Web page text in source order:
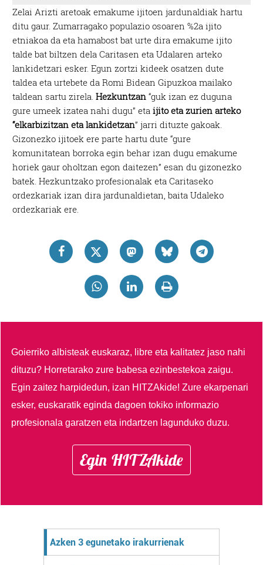
Zelai Arizti aretoak emakume ijitoen jardunaldiak hartu
ditu gaur. Zumarragako populazio osoaren %2a ijito
etniakoa da eta hamabost bat urte dira emakume ijito
talde bat biltzen dela Caritasen eta Udalaren arteko
lankidetzari esker. Egun zortzi kideek osatzen dute
taldea eta urtebete da Romi Bidean Gipuzkoa mailako
taldean sartu zirela.Hezkuntzan “guk izan ez duguna
gure umeek izatea nahi dugu” etaijito eta zurien arteko
“elkarbizitzan eta lankidetzan” jarri dituzte gakoak.
Gizonezko ijitoek ere parte hartu dute “gure
komunitatean borroka egin behar izan dugu emakume
horiek gaur oholtzan egon daitezen” esan du gizonezko
batek. Hezkuntzako profesionalak eta Caritaseko
ordezkariak izan dira jardunaldietan, baita Udaleko
ordezkariak ere.
Goierriko albisteak euskaraz, libre eta kalitatez jaso nahi
dituzu? Horretarako zure babesa ezinbestekoa zaigu.
Egin zaitez harpidedun, izan HITZAkide!Zure ekarpenari
esker, euskaratik eginda dagoen tokiko informazio
profesionala garatzen eta indartzen lagunduko duzu.
Egin HITZAkide
Azken 3 egunetako irakurrienak